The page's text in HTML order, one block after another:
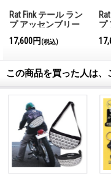
Rat Fink テール ラン
プ アッセンブリー
17,600円 (税込)
プ
用
この商品を買った人は